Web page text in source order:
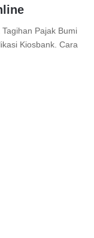
Pajak Bumi
Kiosbank. Cara